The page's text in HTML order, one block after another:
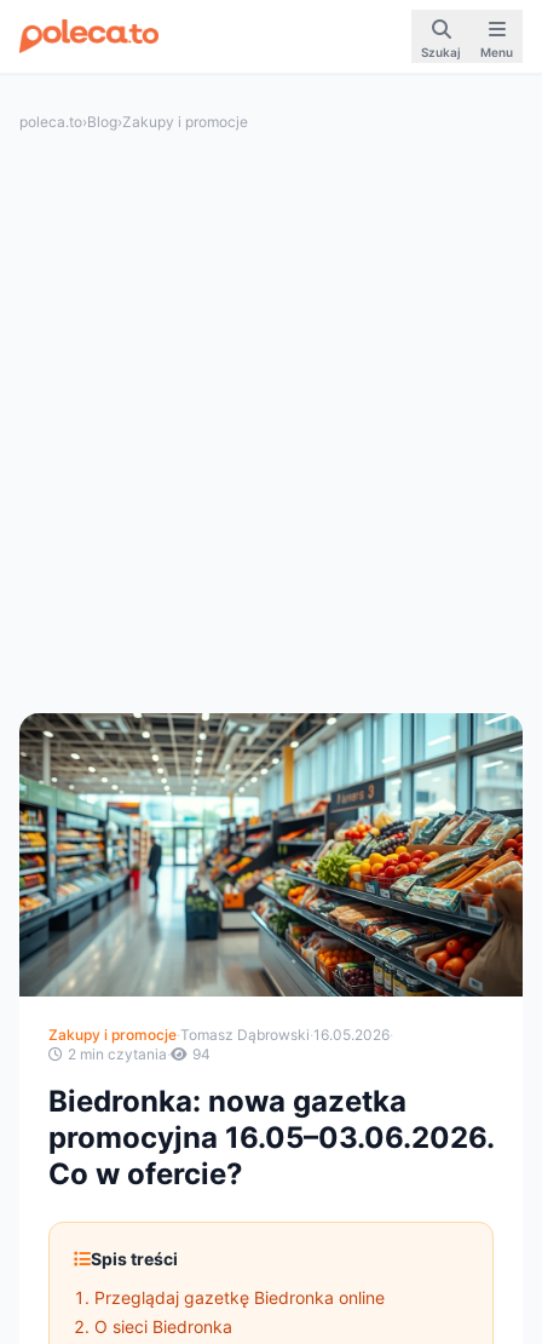
Szukaj Menu
poleca.to›Blog›Zakupy i promocje
Zakupy i promocje·Tomasz Dąbrowski·16.05.2026·
2 min czytania· 94
Biedronka: nowa gazetka
promocyjna 16.05–03.06.2026.
Co w ofercie?
Spis treści
Przeglądaj gazetkę Biedronka online
O sieci Biedronka